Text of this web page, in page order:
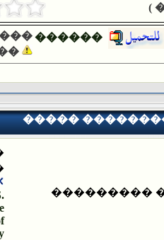
������
�����
�����